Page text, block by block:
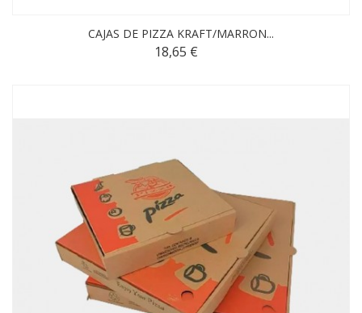
CAJAS DE PIZZA KRAFT/MARRON...
18,65 €